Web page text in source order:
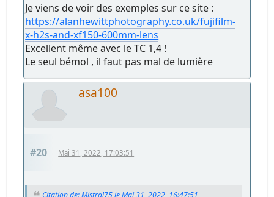
Je viens de voir des exemples sur ce site :
https://alanhewittphotography.co.uk/fujifilm-
x-h2s-and-xf150-600mm-lens
Excellent même avec le TC 1,4 !
Le seul bémol , il faut pas mal de lumière
asa100
#20 Mai 31, 2022, 17:03:51
Citation de: Mistral75 le Mai 31, 2022, 16:47:51